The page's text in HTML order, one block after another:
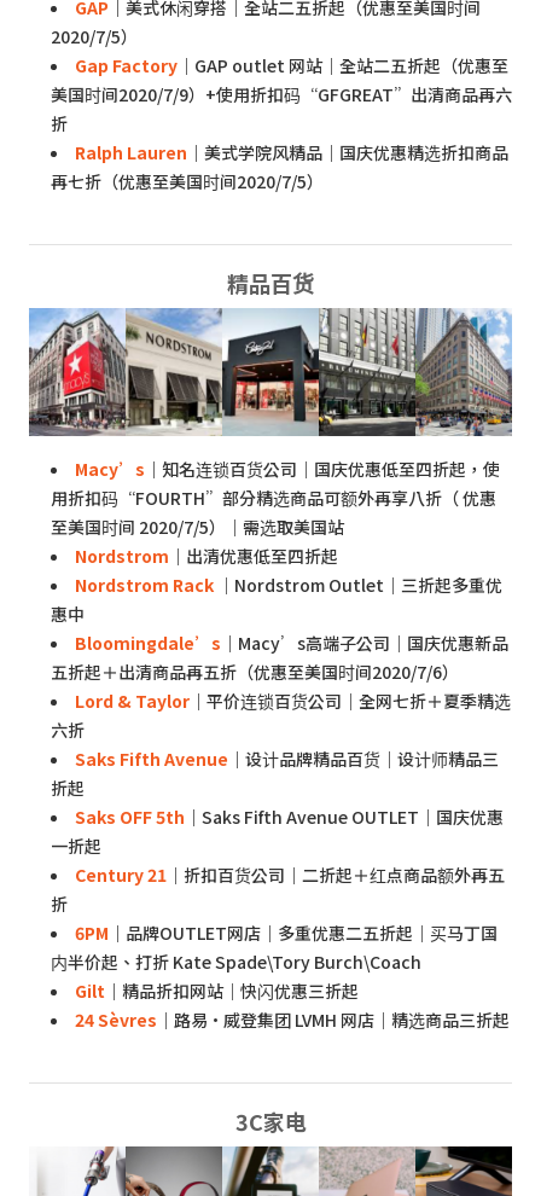
GAP ｜美式休闲穿搭｜全站二五折起（优惠至美国时间
2020/7/5）
Gap Factory ｜GAP outlet 网站｜全站二五折起（优惠至
美国时间2020/7/9）+使用折扣码“GFGREAT”出清商品再六
折
Ralph Lauren ｜美式学院风精品｜国庆优惠精选折扣商品
再七折（优惠至美国时间2020/7/5）
精品百货
Macy’s ｜知名连锁百货公司｜国庆优惠低至四折起，使
用折扣码“FOURTH”部分精选商品可额外再享八折（ 优惠
至美国时间 2020/7/5）｜需选取美国站
Nordstrom ｜出清优惠低至四折起
Nordstrom Rack ｜Nordstrom Outlet｜三折起多重优
惠中
Bloomingdale’s ｜Macy’s高端子公司｜国庆优惠新品
五折起＋出清商品再五折（优惠至美国时间2020/7/6）
Lord & Taylor ｜平价连锁百货公司｜全网七折＋夏季精选
六折
Saks Fifth Avenue ｜ 设计品牌精品百货｜设计师精品三
折起
Saks OFF 5th ｜Saks Fifth Avenue OUTLET｜国庆优惠
一折起
Century 21 ｜折扣百货公司｜二折起＋红点商品额外再五
折
6PM ｜品牌OUTLET网店｜多重优惠二五折起｜买马丁国
内半价起、打折 Kate Spade\Tory Burch\Coach
Gilt ｜精品折扣网站｜快闪优惠三折起
24 Sèvres ｜路易·威登集团 LVMH 网店｜精选商品三折起
3C家电